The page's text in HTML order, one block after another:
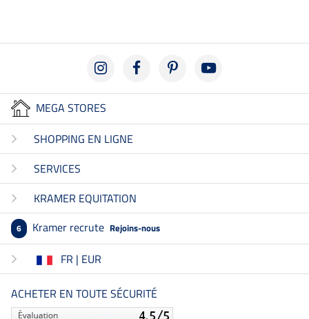
MEGA STORES
SHOPPING EN LIGNE
SERVICES
KRAMER EQUITATION
6 Kramer recrute Rejoins-nous
FR | EUR
ACHETER EN TOUTE SÉCURITÉ